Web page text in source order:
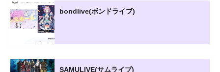
bondlive(ボンドライブ)
SAMULIVE(サムライブ)